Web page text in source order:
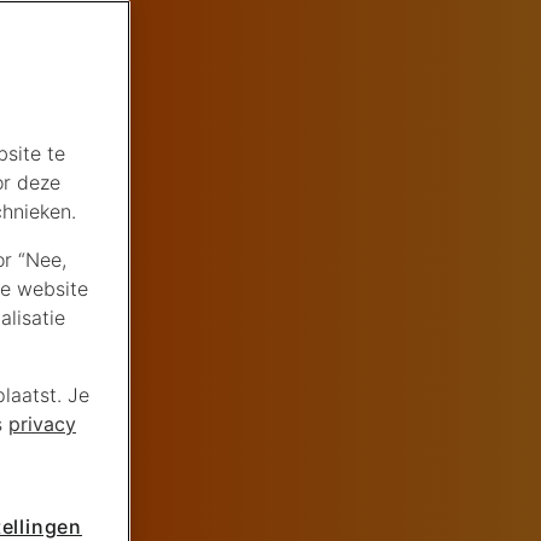
te
deze
“Nee,
website
Je
privacy